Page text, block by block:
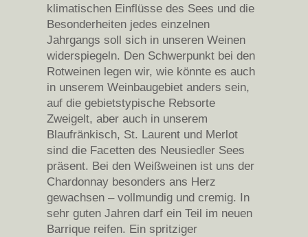
klimatischen Einflüsse des Sees und die
Besonderheiten jedes einzelnen
Jahrgangs soll sich in unseren Weinen
widerspiegeln. Den Schwerpunkt bei den
Rotweinen legen wir, wie könnte es auch
in unserem Weinbaugebiet anders sein,
auf die gebietstypische Rebsorte
Zweigelt, aber auch in unserem
Blaufränkisch, St. Laurent und Merlot
sind die Facetten des Neusiedler Sees
präsent. Bei den Weißweinen ist uns der
Chardonnay besonders ans Herz
gewachsen – vollmundig und cremig. In
sehr guten Jahren darf ein Teil im neuen
Barrique reifen. Ein spritziger